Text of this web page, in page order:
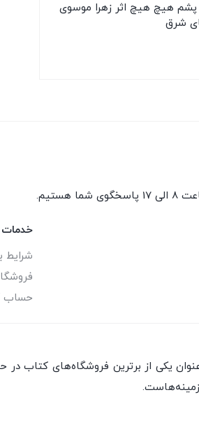
هیچ هیچ اثر زهرا موسوی
شرق
شما هستیم.
خدمات
شرایط
حساب
یکی از برترین فروشگاه‌های کتاب